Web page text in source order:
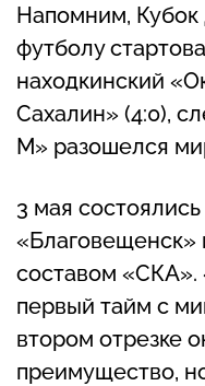
Напомним, Кубок
футболу
находкинский
Сахалин» (4:0),
М» разошелся
3 мая
составом
первый тайм с
втором отрезке
преимущество,